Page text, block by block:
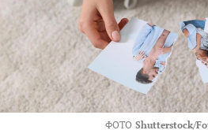
ФОТО Shutterstock/